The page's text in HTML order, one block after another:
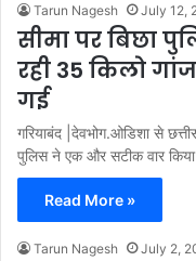
Tarun Nagesh July 12,
सीमा पर बिछा
रही 35 किलो
गई
गरियाबंद |देवभोग.ओडिशा से
पुलिस ने एक और सटीक वार
Read More »
Tarun Nagesh July 2,